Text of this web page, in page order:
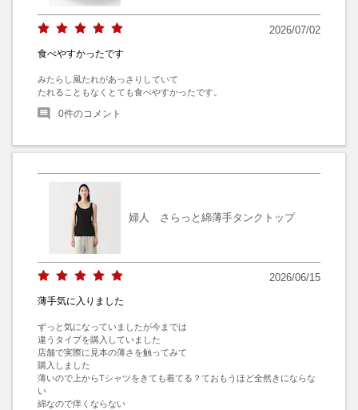
2026/07/02
食べやすかったです
みたらし風たれがあっさりしていて
たれることもなくとても食べやすかったです。
0件のコメント
婦人 さらっと綿薄手タンクトップ
2026/06/15
薄手気に入りました
ずっと気になっていましたが今までは
違うタイプを購入していました
店舗で実際に見本の薄さを触ってみて
購入しました
薄いので上からTシャツをきても着てる？ておもうほど全然きにならな
い
綿なので痒くならない